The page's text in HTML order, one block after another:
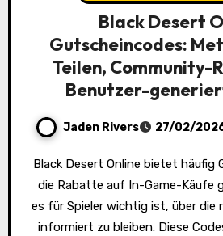
Black Desert
Gutscheincodes:
Teilen, Community-
Benutzer-
Jaden Rivers 27/02/
Black Desert Online bietet häufig Gutscheincodes an,
die Rabatte auf In-Game-Käufe
es für Spieler wichtig ist, über die
informiert zu bleiben. Diese